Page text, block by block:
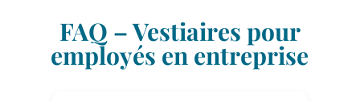
FAQ – Vestiaires pour
employés en entreprise